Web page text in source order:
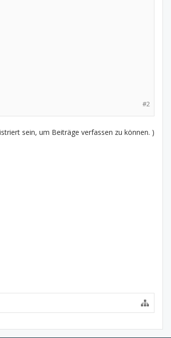
#2
sein, um Beiträge verfassen zu können. )